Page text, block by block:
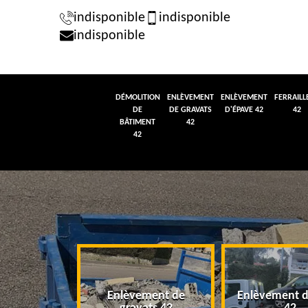
indisponible
indisponible
indisponible
DÉMOLITION
DE
BÂTIMENT
42
ENLÈVEMENT
DE GRAVATS
42
ENLÈVEMENT
D'ÉPAVE 42
42
de
Enlèvement de
Enlèvement